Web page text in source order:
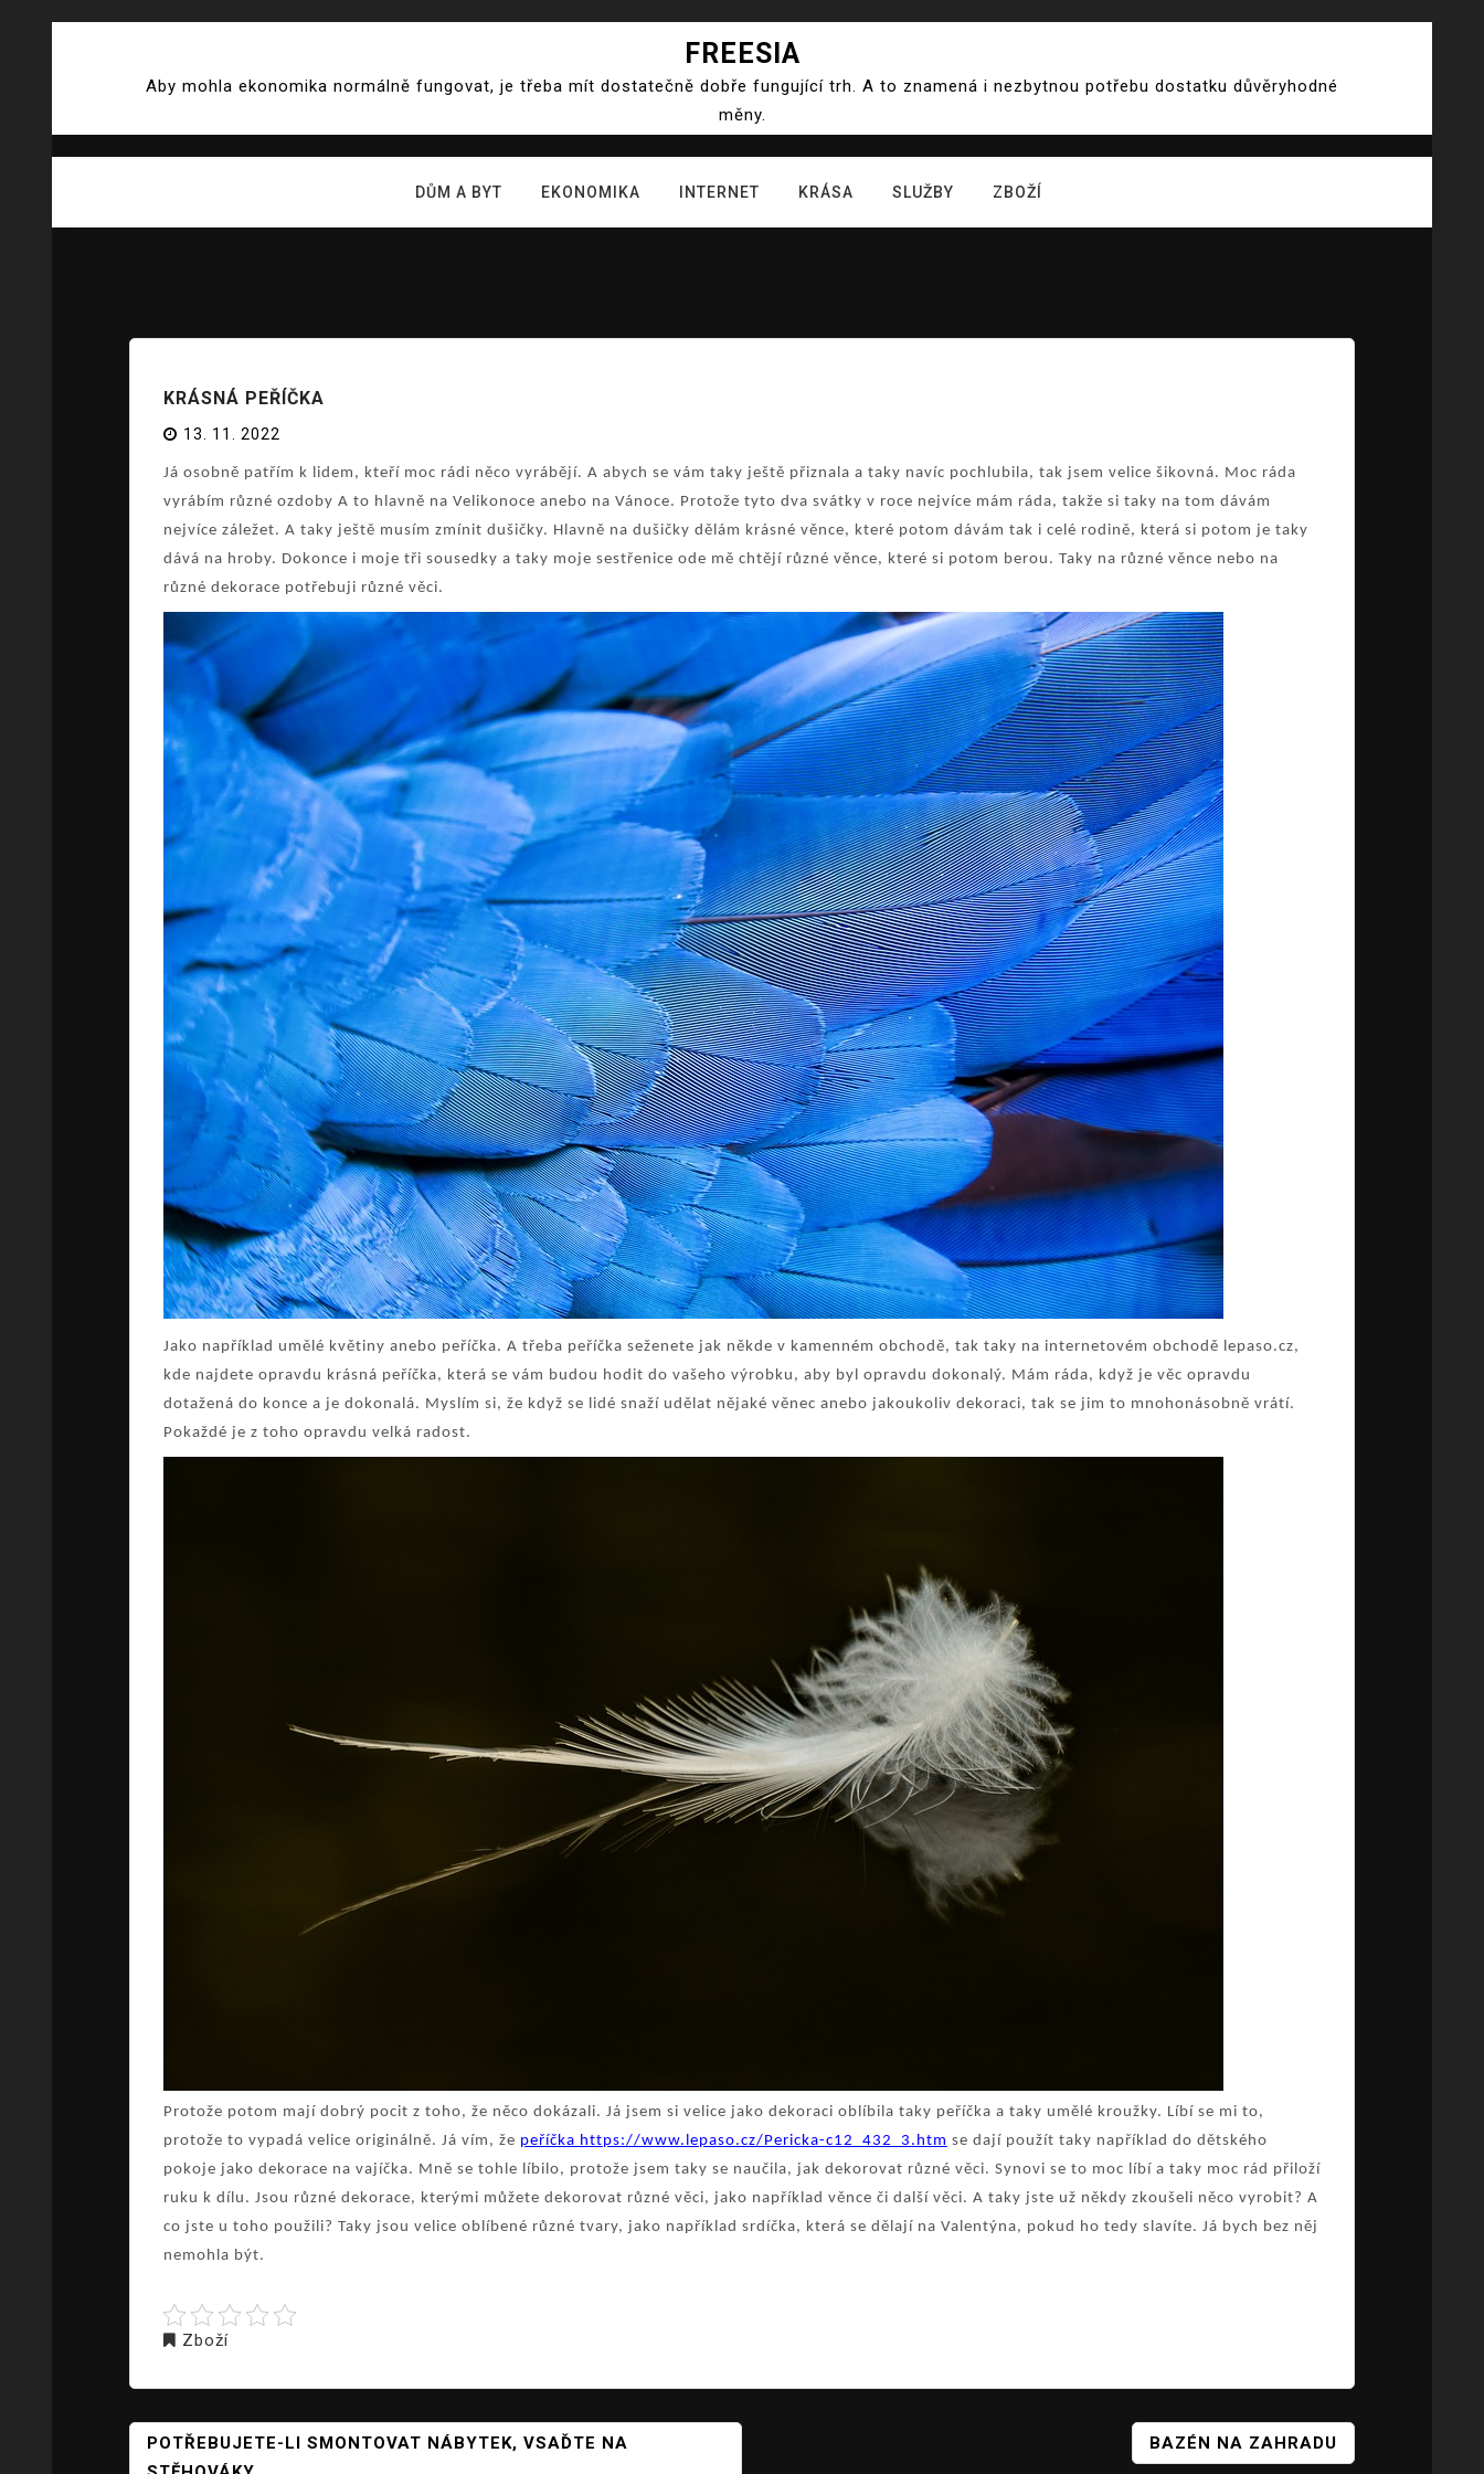
FREESIA
Aby mohla ekonomika normálně fungovat, je třeba mít dostatečně dobře fungující trh. A to znamená i nezbytnou potřebu dostatku důvěryhodné
měny.
DŮM A BYT EKONOMIKA INTERNET KRÁSA SLUŽBY ZBOŽÍ
KRÁSNÁ PEŘÍČKA
13. 11. 2022
Já osobně patřím k lidem, kteří moc rádi něco vyrábějí. A abych se vám taky ještě přiznala a taky navíc pochlubila, tak jsem velice šikovná. Moc ráda
vyrábím různé ozdoby A to hlavně na Velikonoce anebo na Vánoce. Protože tyto dva svátky v roce nejvíce mám ráda, takže si taky na tom dávám
nejvíce záležet. A taky ještě musím zmínit dušičky. Hlavně na dušičky dělám krásné věnce, které potom dávám tak i celé rodině, která si potom je taky
dává na hroby. Dokonce i moje tři sousedky a taky moje sestřenice ode mě chtějí různé věnce, které si potom berou. Taky na různé věnce nebo na
různé dekorace potřebuji různé věci.
Jako například umělé květiny anebo peříčka. A třeba peříčka seženete jak někde v kamenném obchodě, tak taky na internetovém obchodě lepaso.cz,
kde najdete opravdu krásná peříčka, která se vám budou hodit do vašeho výrobku, aby byl opravdu dokonalý. Mám ráda, když je věc opravdu
dotažená do konce a je dokonalá. Myslím si, že když se lidé snaží udělat nějaké věnec anebo jakoukoliv dekoraci, tak se jim to mnohonásobně vrátí.
Pokaždé je z toho opravdu velká radost.
Protože potom mají dobrý pocit z toho, že něco dokázali. Já jsem si velice jako dekoraci oblíbila taky peříčka a taky umělé kroužky. Líbí se mi to,
protože to vypadá velice originálně. Já vím, že peříčka https://www.lepaso.cz/Pericka-c12_432_3.htm se dají použít taky například do dětského
pokoje jako dekorace na vajíčka. Mně se tohle líbilo, protože jsem taky se naučila, jak dekorovat různé věci. Synovi se to moc líbí a taky moc rád přiloží
ruku k dílu. Jsou různé dekorace, kterými můžete dekorovat různé věci, jako například věnce či další věci. A taky jste už někdy zkoušeli něco vyrobit? A
co jste u toho použili? Taky jsou velice oblíbené různé tvary, jako například srdíčka, která se dělají na Valentýna, pokud ho tedy slavíte. Já bych bez něj
nemohla být.
Zboží
NAVIGACE
POTŘEBUJETE-LI SMONTOVAT NÁBYTEK, VSAĎTE NA
BAZÉN NA ZAHRADU